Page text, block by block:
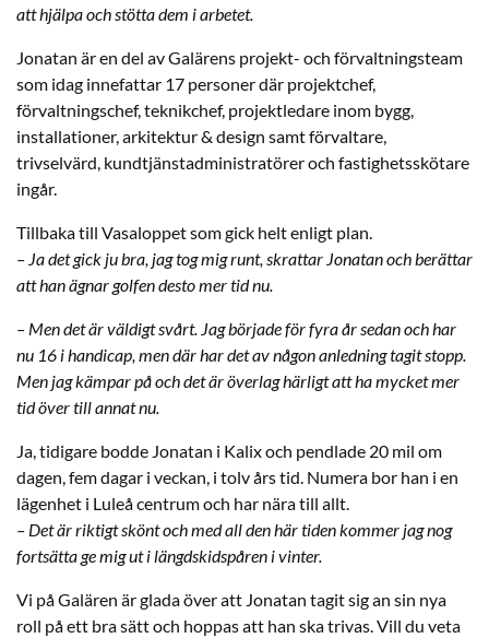
att hjälpa och stötta dem i arbetet.
Jonatan är en del av Galärens projekt- och förvaltningsteam
som idag innefattar 17 personer där projektchef,
förvaltningschef, teknikchef, projektledare inom bygg,
installationer, arkitektur & design samt förvaltare,
trivselvärd, kundtjänstadministratörer och fastighetsskötare
ingår.
Tillbaka till Vasaloppet som gick helt enligt plan.
– Ja det gick ju bra, jag tog mig runt, skrattar Jonatan och berättar
att han ägnar golfen desto mer tid nu.
– Men det är väldigt svårt. Jag började för fyra år sedan och har
nu 16 i handicap, men där har det av någon anledning tagit stopp.
Men jag kämpar på och det är överlag härligt att ha mycket mer
tid över till annat nu.
Ja, tidigare bodde Jonatan i Kalix och pendlade 20 mil om
dagen, fem dagar i veckan, i tolv års tid. Numera bor han i en
lägenhet i Luleå centrum och har nära till allt.
– Det är riktigt skönt och med all den här tiden kommer jag nog
fortsätta ge mig ut i längdskidspåren i vinter.
Vi på Galären är glada över att Jonatan tagit sig an sin nya
roll på ett bra sätt och hoppas att han ska trivas. Vill du veta